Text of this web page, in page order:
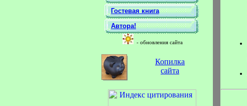
Гостевая книга
Автора!
- обновления сайта
Копилка
сайта